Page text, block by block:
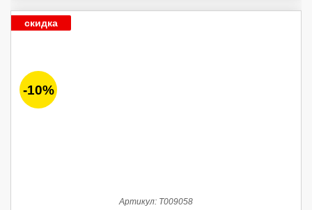
скидка
-10%
Артикул: Т009058